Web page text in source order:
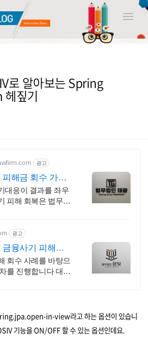
Toggle
로 알아보는 Spring
짚기
광고
해금 회수 가능
대응이 결과를 좌우
피해 회복은 법무법
광고
융사기 피해금
회수 사례를 바탕으
를 진행합니다 대응
in-view라고 하는 옵션이 있습니
기능을 ON/OFF 할 수 있는 옵션인데요.